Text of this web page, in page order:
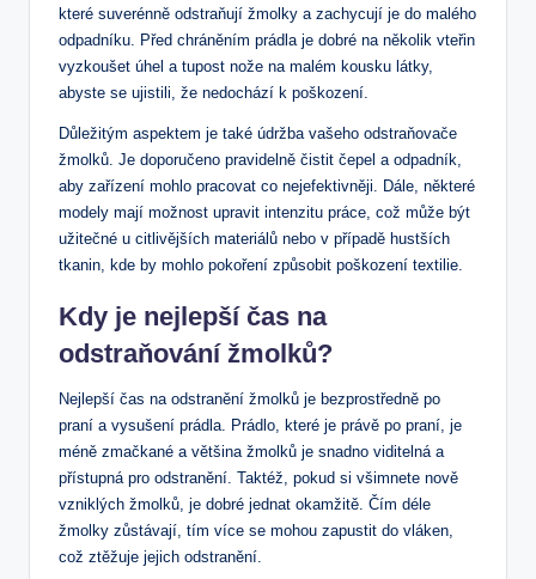
které ⁤suverénně odstraňují žmolky a zachycují je do malého
⁤odpadníku. Před ​chráněním prádla je dobré na několik vteřin
vyzkoušet úhel a tupost nože na malém kousku látky,⁣
abyste se ujistili, že nedochází k poškození.
Důležitým aspektem je také údržba vašeho⁣ odstraňovače⁢
žmolků. Je doporučeno‍ pravidelně čistit čepel ‍a⁢ odpadník,
aby zařízení mohlo ⁤pracovat⁢ co nejefektivněji. Dále,⁣ některé
modely ‍mají možnost upravit intenzitu ​práce,⁤ což může být
užitečné u citlivějších materiálů nebo v případě hustších
tkanin, kde by mohlo pokoření způsobit poškození textilie.
Kdy je nejlepší čas na
odstraňování žmolků?
Nejlepší čas na odstranění žmolků je bezprostředně⁣ po
praní a ‌vysušení⁤ prádla. Prádlo, které je právě po praní, je
méně zmačkané a většina žmolků ​je snadno viditelná a
přístupná pro odstranění. ‍Taktéž, pokud si všimnete​ nově ​
vzniklých žmolků, je ‌dobré‌ jednat okamžitě. Čím déle
žmolky zůstávají, tím více se mohou ⁢zapustit do vláken,
což ztěžuje jejich odstranění.